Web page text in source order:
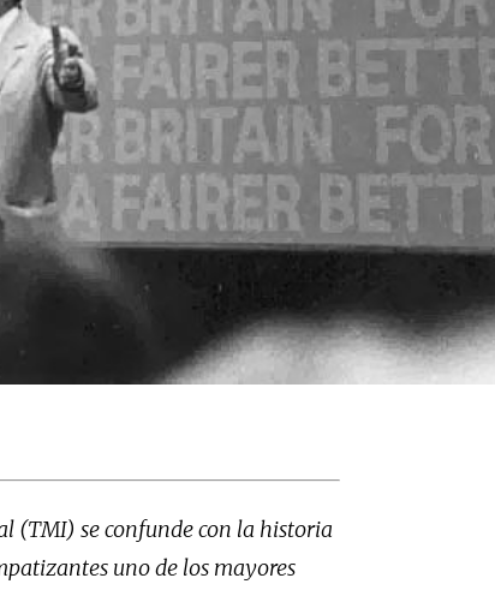
(TMI) se confunde con la historia
uno de los mayores